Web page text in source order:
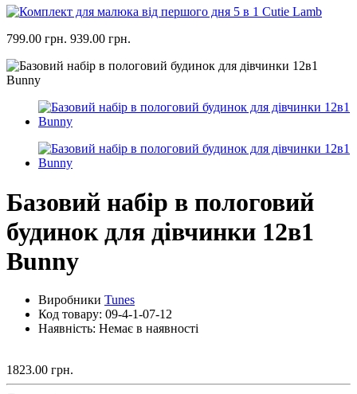
799.00 грн. 939.00 грн.
Базовий набір в пологовий
будинок для дівчинки 12в1
Bunny
Виробники Tunes
Код товару: 09-4-1-07-12
Наявність: Немає в наявності
1823.00 грн.